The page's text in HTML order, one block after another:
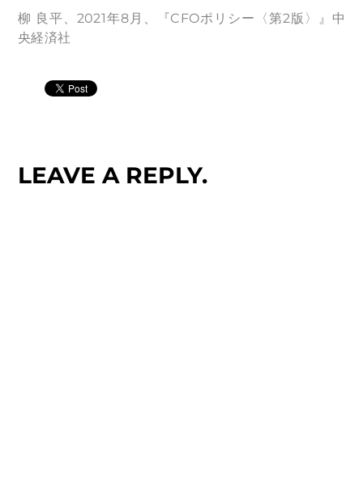
柳 良平、2021年8月、『CFOポリシー〈第2版〉』中
央経済社
LEAVE A REPLY.